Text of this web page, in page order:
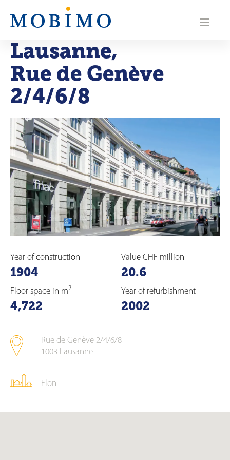
N
a
v
i
g
i
o
n
Lausanne,
Rue de Genève
2/4/6/8
Year of construction
1904
Value CHF million
20.6
Floor space in m2
4,722
Year of refurbishment
2002
Rue de Genève 2/4/6/8
1003 Lausanne
Flon